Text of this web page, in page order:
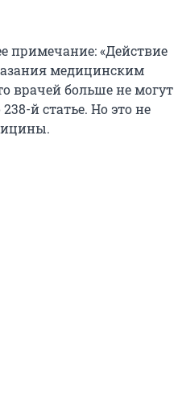
примечание: «Действие
медицинским
врачей больше не могут
й статье. Но это не